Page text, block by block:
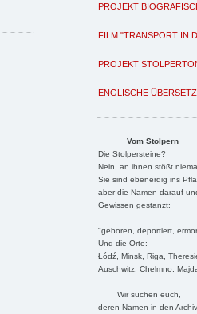
PROJEKT
FILM "TRANSPORT IN
PROJEKT
ENGLISCHE
Vom Stolpern
Die Stolpersteine?
Nein, an ihnen stößt
Sie sind ebenerdig ins
aber die Namen darauf
Gewissen gestanzt:
"geboren, deportiert,
Und die Orte:
Łódź, Minsk, Riga,
Auschwitz, Chelmno,
Wir suchen euch,
deren Namen in den